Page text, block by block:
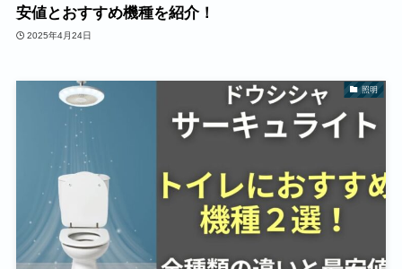
安値とおすすめ機種を紹介！
2025年4月24日
照明